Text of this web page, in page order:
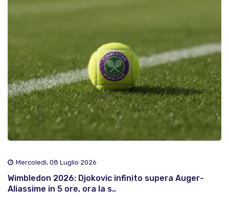
Mercoledì, 08 Luglio 2026
Wimbledon 2026: Djokovic infinito supera Auger-
Aliassime in 5 ore, ora la s..